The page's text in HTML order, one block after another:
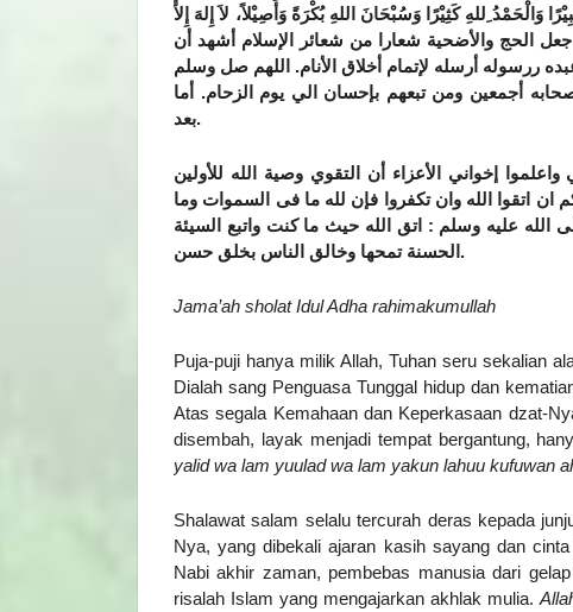
وَالْحَمْدُ ِللهِ كَثِيْرًا وَسُبْحَانَ اللهِ بُكْرَةً وَأَصِيْلاً، لاَ إِلهَ إِلاَّ
جعل الحج والأضحية شعارا من شعائر الإسلام أشهد أن
ررسوله أرسله لإتمام أخلاق الأنام. اللهم صل وسلم
أجمعين ومن تبعهم بإحسان الي يوم الزحام. أما
بعد.
إخواني الأعزاء أن التقوي وصية الله للأولين
ان اتقوا الله وان تكفروا فإن لله ما فى السموات وما
الله عليه وسلم : اتق الله حيث ما كنت واتبع السيئة
الحسنة تمحها وخالق الناس بخلق حسن .
Jama’ah sholat Idul Adha rahimakumullah
Puja-puji hanya milik Allah, Tuhan seru sekalian
Dialah sang Penguasa Tunggal hidup dan
Atas segala Kemahaan dan Keperkasaan dzat-
disembah, layak menjadi tempat bergantung,
yalid wa lam yuulad wa lam yakun lahuu kufuwan
Shalawat salam selalu tercurah deras kepada
Nya, yang dibekali ajaran kasih sayang dan
Nabi akhir zaman, pembebas manusia dari
risalah Islam yang mengajarkan akhlak mulia.